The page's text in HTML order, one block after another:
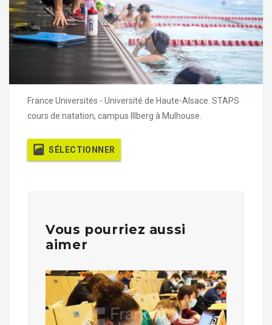
France Universités - Université de Haute-Alsace. STAPS
cours de natation, campus Illberg à Mulhouse.
SÉLECTIONNER
Vous pourriez aussi
aimer